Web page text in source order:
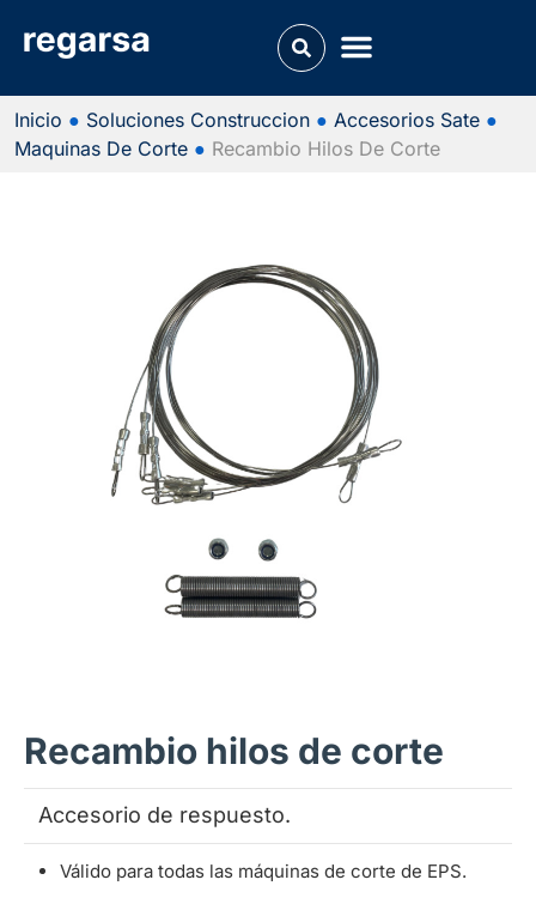
Inicio ● Soluciones Construccion ● Accesorios Sate ●
Maquinas De Corte ● Recambio Hilos De Corte
Recambio hilos de corte
Accesorio de respuesto.
Válido para todas las máquinas de corte de EPS.